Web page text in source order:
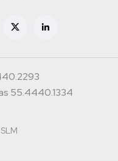
55.4440.1334